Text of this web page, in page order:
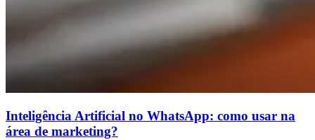
Inteligência Artificial no WhatsApp: como usar na
área de marketing?